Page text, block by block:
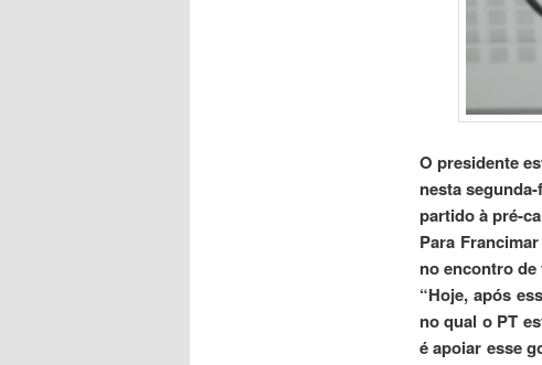
O presidente
nesta
partido à pré-
Para
no encontro
“Hoje, após
no qual o PT
é apoiar esse